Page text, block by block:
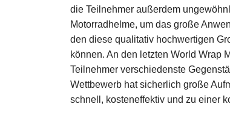
die Teilnehmer außerdem
Motorradhelme, um das große
den diese qualitativ hochwertigen
können. An den letzten World Wrap
Teilnehmer verschiedenste
Wettbewerb hat sicherlich große
schnell, kosteneffektiv und zu einer